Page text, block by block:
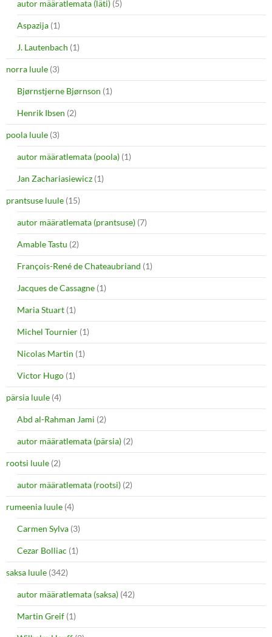
autor määratlemata (läti) (5)
Aspazija (1)
J. Lautenbach (1)
norra luule (3)
Bjørnstjerne Bjørnson (1)
Henrik Ibsen (2)
poola luule (3)
autor määratlemata (poola) (1)
Jan Zachariasiewicz (1)
prantsuse luule (15)
autor määratlemata (prantsuse) (7)
Amable Tastu (2)
François-René de Chateaubriand (1)
Jacques de Cassagne (1)
Maria Stuart (1)
Michel Tournier (1)
Nicolas Martin (1)
Victor Hugo (1)
pärsia luule (4)
Abd al-Rahman Jami (2)
autor määratlemata (pärsia) (2)
rootsi luule (2)
autor määratlemata (rootsi) (2)
rumeenia luule (4)
Carmen Sylva (3)
Cezar Bolliac (1)
saksa luule (342)
autor määratlemata (saksa) (42)
Martin Greif (1)